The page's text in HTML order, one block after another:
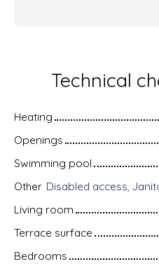
Technical
Heating
Openings
Swimming pool
Other
Living room
Terrace surface
Bedrooms